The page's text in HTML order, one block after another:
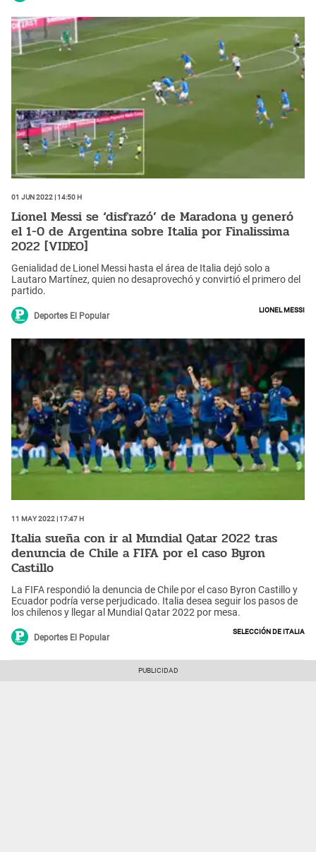
01 Jun 2022 | 14:50 h
Lionel Messi se ‘disfrazó’ de Maradona y generó
el 1-0 de Argentina sobre Italia por Finalissima
2022 [VIDEO]
Genialidad de Lionel Messi hasta el área de Italia dejó solo a
Lautaro Martínez, quien no desaprovechó y convirtió el primero del
partido.
Deportes El Popular
Lionel Messi
11 May 2022 | 17:47 h
Italia sueña con ir al Mundial Qatar 2022 tras
denuncia de Chile a FIFA por el caso Byron
Castillo
La FIFA respondió la denuncia de Chile por el caso Byron Castillo y
Ecuador podría verse perjudicado. Italia desea seguir los pasos de
los chilenos y llegar al Mundial Qatar 2022 por mesa.
Deportes El Popular
Selección de Italia